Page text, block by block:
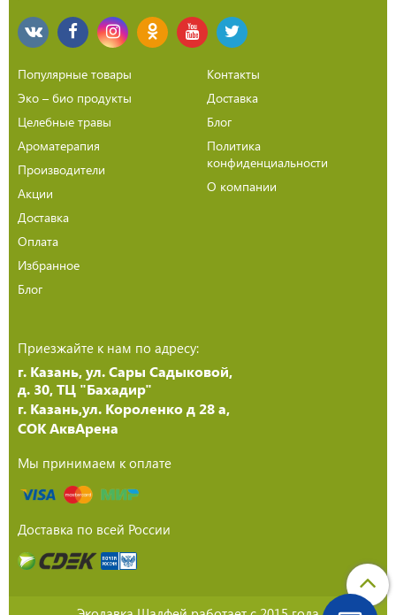
Популярные товары
Эко – био продукты
Целебные травы
Ароматерапия
Производители
Акции
Доставка
Оплата
Избранное
Блог
Контакты
Доставка
Блог
Политика
конфиденциальности
О компании
Приезжайте к нам по адресу:
г. Казань, ул. Сары Садыковой,
д. 30, ТЦ "Бахадир"
г. Казань,ул. Короленко д 28 а,
СОК АквАрена
Мы принимаем к оплате
Доставка по всей России